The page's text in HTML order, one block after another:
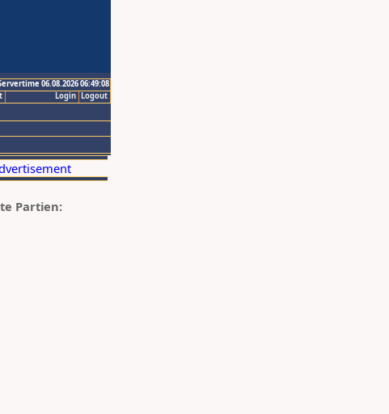
06.08.2026 06:49:08
Logout
Login
Partien: